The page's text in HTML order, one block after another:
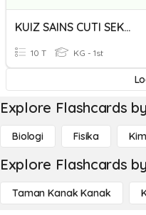
KUIZ SAINS CUTI SEKOLAH BEC 4TAHUN
10 T KG - 1st
Explore Flashcards
Biologi Fisika
Explore Flashcards
Taman Kanak Kanak